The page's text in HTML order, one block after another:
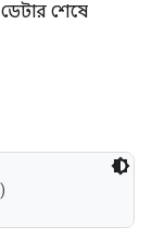
শেষে